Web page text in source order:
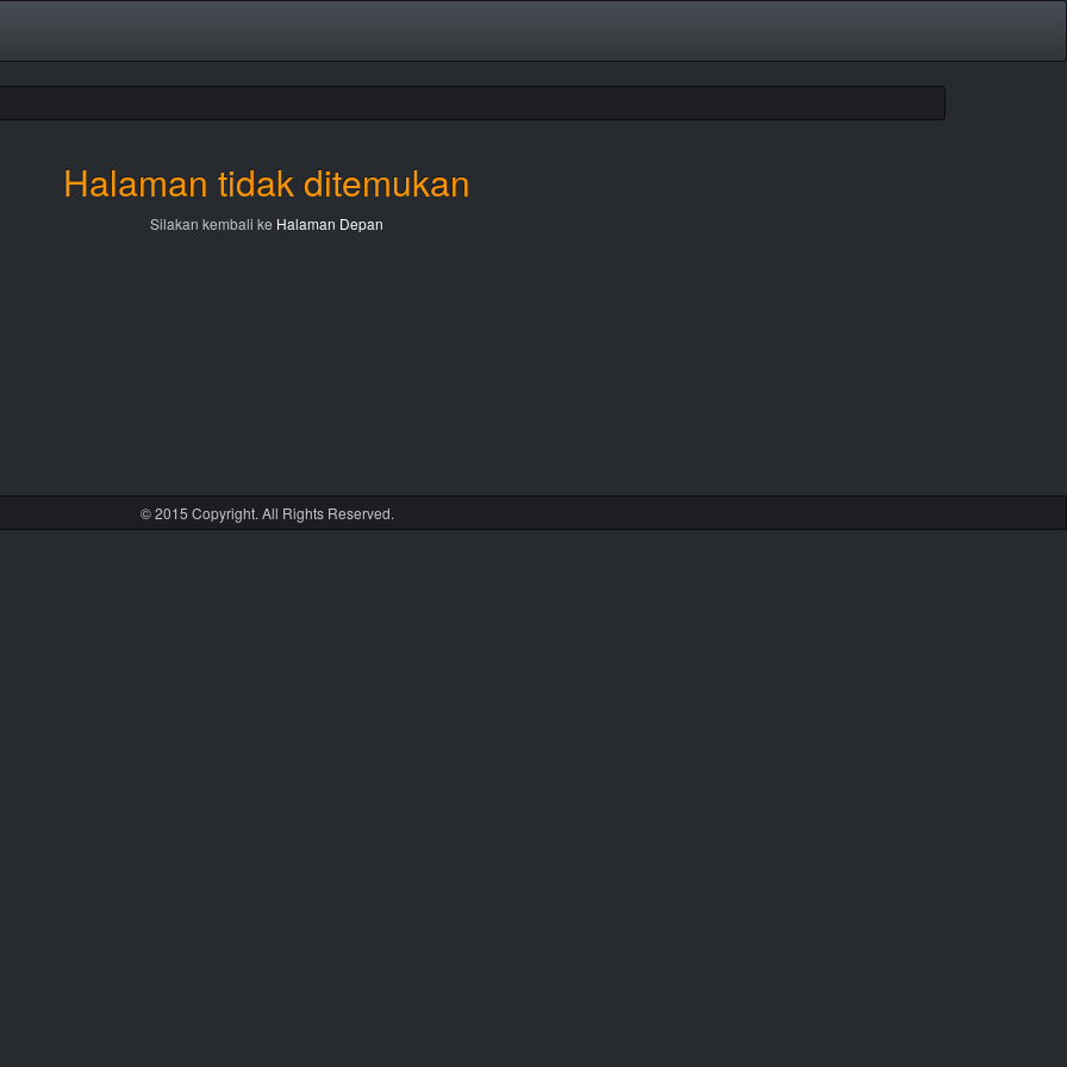
Halaman tidak ditemukan
Silakan kembali ke Halaman Depan
© 2015 Copyright. All Rights Reserved.